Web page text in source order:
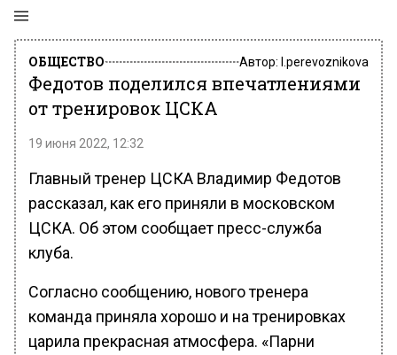
ОБЩЕСТВО Автор: l.perevoznikova
Федотов поделился впечатлениями
от тренировок ЦСКА
19 июня 2022, 12:32
Главный тренер ЦСКА Владимир Федотов
рассказал, как его приняли в московском
ЦСКА. Об этом сообщает пресс-служба
клуба.
Согласно сообщению, нового тренера
команда приняла хорошо и на тренировках
царила прекрасная атмосфера. «Парни